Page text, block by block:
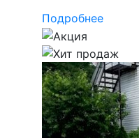
Подробнее